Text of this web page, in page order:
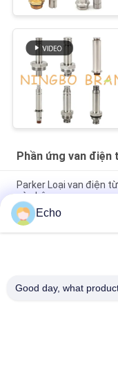
Phần ứng van điện
Parker Loại van điện
cà phê
Phần ứng van điện từ
29515 29547
Ống phần ứng van
Echo
Good day, what